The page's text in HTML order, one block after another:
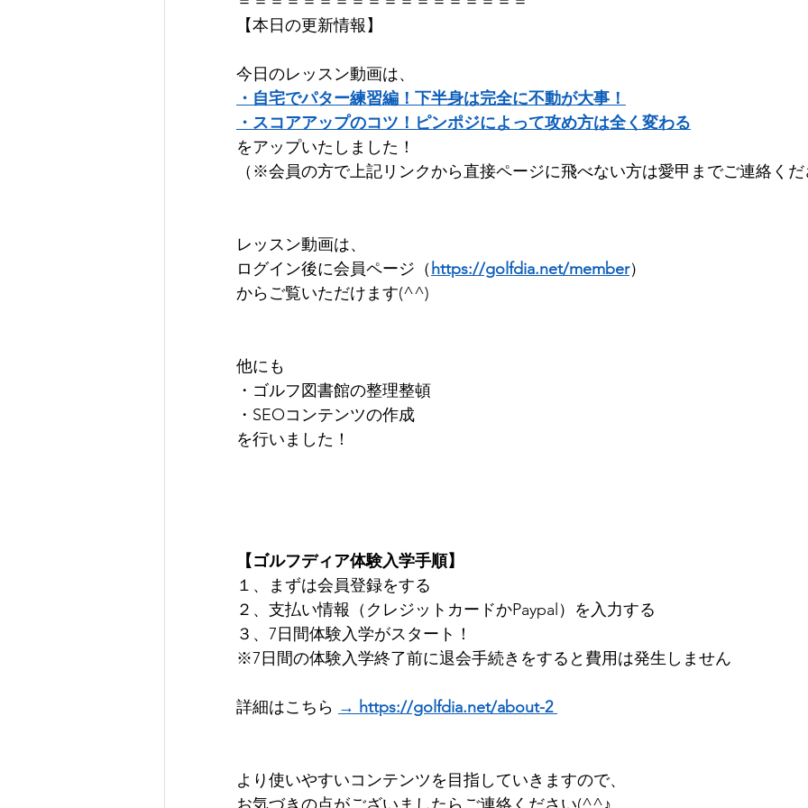
【本日の更新情報】
今日のレッスン動画は、
・自宅でパター練習編！下半身は完全に不動が大事！
・スコアアップのコツ！ピンポジによって攻め方は全く変わる
をアップいたしました！
（※会員の方で上記リンクから直接ページに飛べない方は愛甲までご連絡く
レッスン動画は、
ログイン後に会員ページ（ https://golfdia.net/member）
からご覧いただけます(^^)
他にも
・ゴルフ図書館の整理整頓
・SEOコンテンツの作成
を行いました！
【ゴルフディア体験入学手順】
１、まずは会員登録をする
​２、支払い情報（クレジットカードかPaypal）を入力する
３、7日間体験入学がスタート！
※7日間の体験入学終了前に退会手続きをすると費用は発生しません
詳細はこちら → https://golfdia.net/about-2
より使いやすいコンテンツを目指していきますので、